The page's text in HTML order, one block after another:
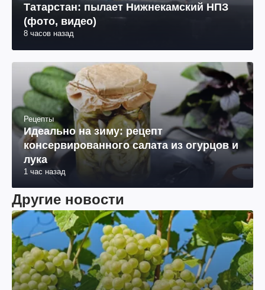
Татарстан: пылает Нижнекамский НПЗ
(фото, видео)
8 часов назад
Рецепты
Идеально на зиму: рецепт
консервированного салата из огурцов и
лука
1 час назад
Другие новости